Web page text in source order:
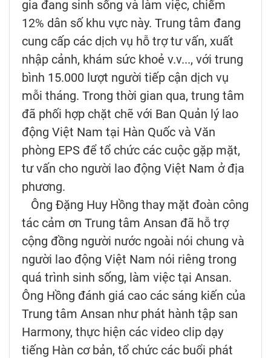
gia đang sinh sống và làm việc, chiếm
12% dân số khu vực này. Trung tâm đang
cung cấp các dịch vụ hỗ trợ tư vấn, xuất
nhập cảnh, khám sức khoẻ v.v..., với trung
bình 15.000 lượt người tiếp cận dịch vụ
mỗi tháng. Trong thời gian qua, trung tâm
đã phối hợp chặt chẽ với Ban Quản lý lao
động Việt Nam tại Hàn Quốc và Văn
phòng EPS để tổ chức các cuộc gặp mặt,
tư vấn cho người lao động Việt Nam ở địa
phương.
Ông Đặng Huy Hồng thay mặt đoàn công
tác cảm ơn Trung tâm Ansan đã hỗ trợ
cộng đồng người nước ngoài nói chung và
người lao động Việt Nam nói riêng trong
quá trình sinh sống, làm việc tại Ansan.
Ông Hồng đánh giá cao các sáng kiến của
Trung tâm Ansan như phát hành tập san
Harmony, thực hiện các video clip dạy
tiếng Hàn cơ bản, tổ chức các buổi phát